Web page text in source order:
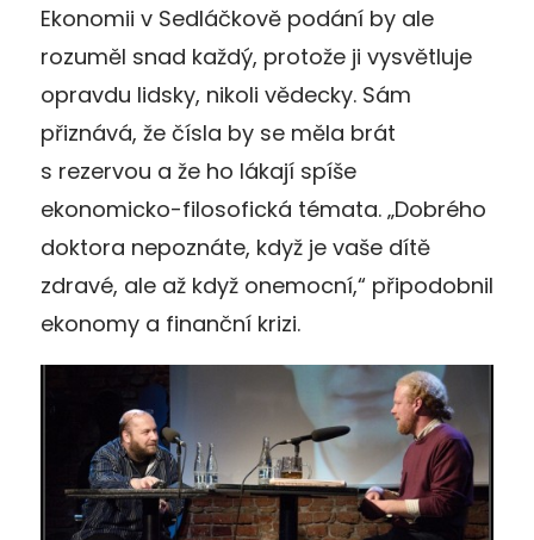
Ekonomii v Sedláčkově podání by ale
rozuměl snad každý, protože ji vysvětluje
opravdu lidsky, nikoli vědecky. Sám
přiznává, že čísla by se měla brát
s rezervou a že ho lákají spíše
ekonomicko-filosofická témata. „Dobrého
doktora nepoznáte, když je vaše dítě
zdravé, ale až když onemocní,“ připodobnil
ekonomy a finanční krizi.